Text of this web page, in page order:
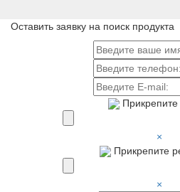
Оставить заявку на поиск продукта
Прикрепите
×
Прикрепите
×